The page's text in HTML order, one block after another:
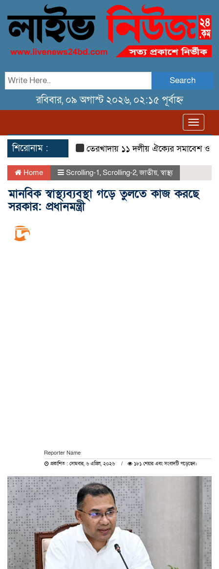
Search
রবিবার, ০৯ অগাস্ট ২০২৬, ০২:১৫ পূর্বাহ্ন
শিরোনাম : তেরখাদায় ১১ দলীয় ঐক্যের সমাবেশ ও গণ
Home Scrolling-1, Scrolling-2,জাতীয়,স্বাস্থ্য
মানবিক স্বাস্থ্যব্যবস্থা গড়ে তুলতে কাজ করছে
সরকার: প্রধানমন্ত্রী
Reporter Name
প্রকাশিত : সোমবার, ৬ এপ্রিল, ২০২৬ ১৮১ শেয়ার এবং সংবাদটি পড়েছেন।